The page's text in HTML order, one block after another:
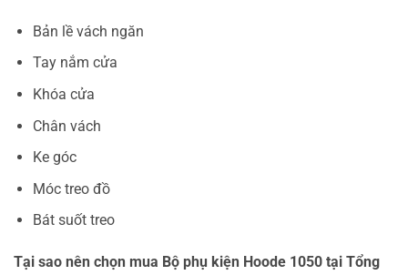
Bản lề vách ngăn
Tay nắm cửa
Khóa cửa
Chân vách
Ke góc
Móc treo đồ
Bát suốt treo
Tại sao nên chọn mua Bộ phụ kiện Hoode 1050 tại Tổng